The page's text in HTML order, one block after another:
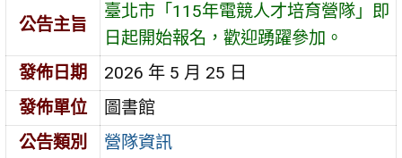
公告主旨
臺北市「115年電競人才培育營隊」即
日起開始報名，歡迎踴躍參加。
發佈日期
2026 年 5 月 25 日
發佈單位
圖書館
公告類別
營隊資訊